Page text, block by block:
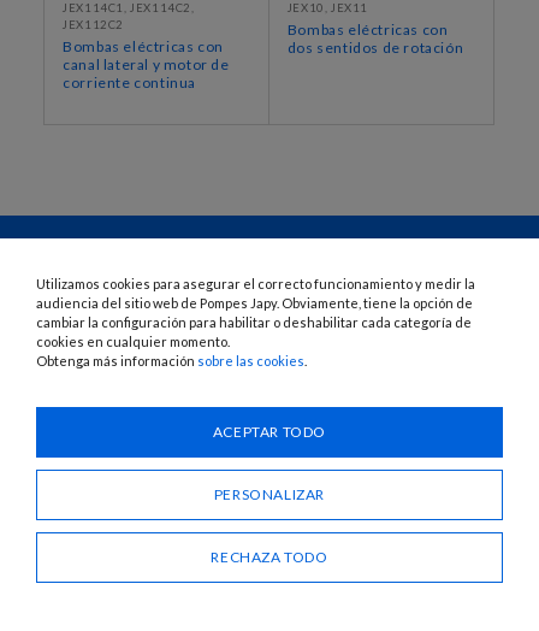
JEX114C1, JEX114C2,
JEX112C2
Bombas eléctricas con
canal lateral y motor de
corriente continua
JEX10, JEX11
Bombas eléctricas con
dos sentidos de rotación
1120 Avenue OEHMICHEN - CS80015 - FR-25460 ÉTUPES
Tel.: + 33 (0)3 81 96 16 47
info@pompes-japy.com
FacebookVimeo
Servicio de atención al cliente
Utilizamos cookies para asegurar el correcto funcionamiento y medir la
audiencia del sitio web de Pompes Japy. Obviamente, tiene la opción de
cambiar la configuración para habilitar o deshabilitar cada categoría de
cookies en cualquier momento.
Obtenga más información sobre las cookies
ACEPTAR TODO
PERSONALIZAR
RECHAZA TODO